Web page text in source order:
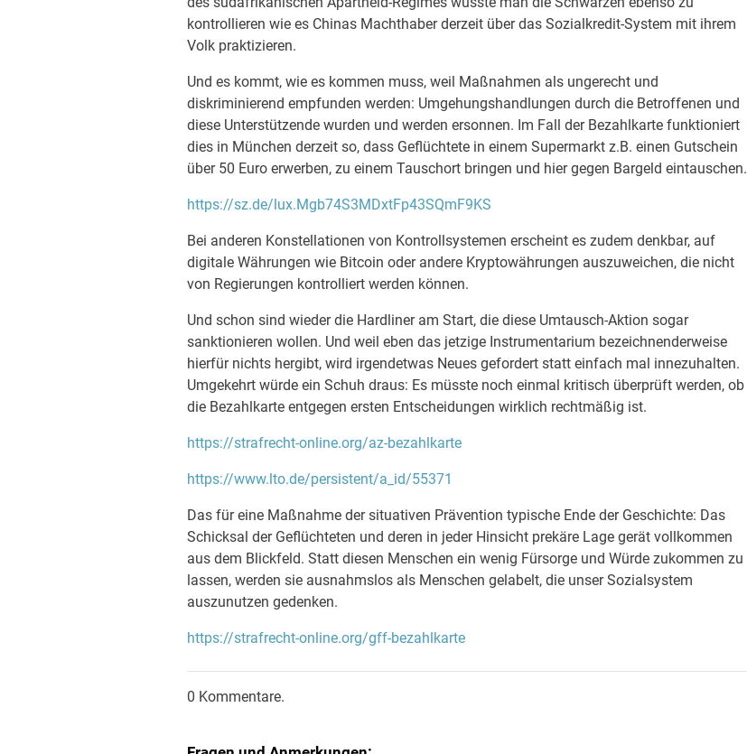
kontrollieren wie es Chinas Machthaber derzeit über das Sozialkredit-System mit ihrem
Volk praktizieren.
Und es kommt, wie es kommen muss, weil Maßnahmen als ungerecht und
diskriminierend empfunden werden: Umgehungshandlungen durch die Betroffenen und
diese Unterstützende wurden und werden ersonnen. Im Fall der Bezahlkarte funktioniert
dies in München derzeit so, dass Geflüchtete in einem Supermarkt z.B. einen Gutschein
über 50 Euro erwerben, zu einem Tauschort bringen und hier gegen Bargeld eintauschen.
https://sz.de/lux.Mgb74S3MDxtFp43SQmF9KS
Bei anderen Konstellationen von Kontrollsystemen erscheint es zudem denkbar, auf
digitale Währungen wie Bitcoin oder andere Kryptowährungen auszuweichen, die nicht
von Regierungen kontrolliert werden können.
Und schon sind wieder die Hardliner am Start, die diese Umtausch-Aktion sogar
sanktionieren wollen. Und weil eben das jetzige Instrumentarium bezeichnenderweise
hierfür nichts hergibt, wird irgendetwas Neues gefordert statt einfach mal innezuhalten.
Umgekehrt würde ein Schuh draus: Es müsste noch einmal kritisch überprüft werden, ob
die Bezahlkarte entgegen ersten Entscheidungen wirklich rechtmäßig ist.
https://strafrecht-online.org/az-bezahlkarte
https://www.lto.de/persistent/a_id/55371
Das für eine Maßnahme der situativen Prävention typische Ende der Geschichte: Das
Schicksal der Geflüchteten und deren in jeder Hinsicht prekäre Lage gerät vollkommen
aus dem Blickfeld. Statt diesen Menschen ein wenig Fürsorge und Würde zukommen zu
lassen, werden sie ausnahmslos als Menschen gelabelt, die unser Sozialsystem
auszunutzen gedenken.
https://strafrecht-online.org/gff-bezahlkarte
0 Kommentare.